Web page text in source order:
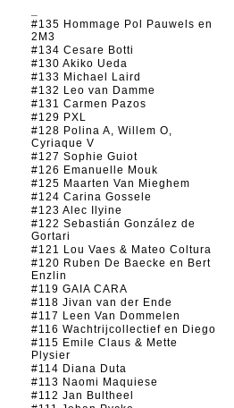
#135 Hommage Pol Pauwels en
2M3
#134 Cesare Botti
#130 Akiko Ueda
#133 Michael Laird
#132 Leo van Damme
#131 Carmen Pazos
#129 PXL
#128 Polina A, Willem O,
Cyriaque V
#127 Sophie Guiot
#126 Emanuelle Mouk
#125 Maarten Van Mieghem
#124 Carina Gossele
#123 Alec Ilyine
#122 Sebastián González de
Gortari
#121 Lou Vaes & Mateo Coltura
#120 Ruben De Baecke en Bert
Enzlin
#119 GAIA CARA
#118 Jivan van der Ende
#117 Leen Van Dommelen
#116 Wachtrijcollectief en Diego
#115 Emile Claus & Mette
Plysier
#114 Diana Duta
#113 Naomi Maquiese
#112 Jan Bultheel